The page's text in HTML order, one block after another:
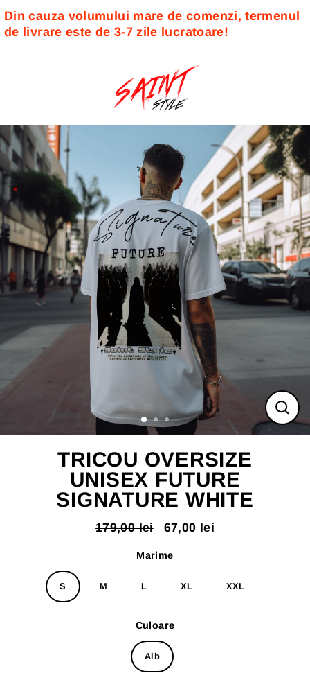
Din cauza volumului mare de comenzi, termenul
de livrare este de 3-7 zile lucratoare!
TRICOU OVERSIZE
UNISEX FUTURE
SIGNATURE WHITE
Pret
179,00 leiPret67,00 lei
Marime
S M L XL XXL
Culoare
Alb